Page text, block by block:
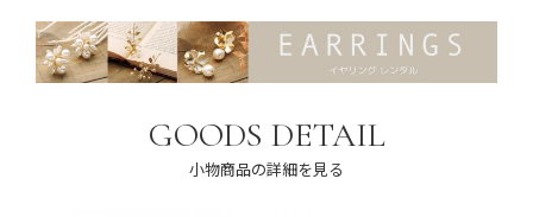
GOODS DETAIL
小物商品の詳細を見る